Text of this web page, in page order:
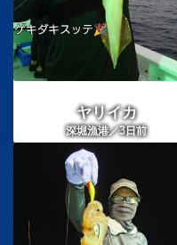
ヤリイカ
深堀漁港／3日前